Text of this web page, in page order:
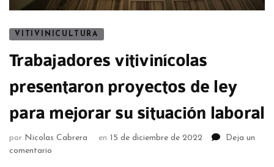
VITIVINICULTURA
Trabajadores vitivinícolas
presentaron proyectos de ley
para mejorar su situación laboral
por Nicolas Cabrera en 15 de diciembre de 2022
Deja un
comentario